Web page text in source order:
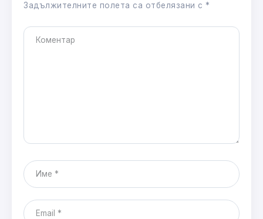
Задължителните полета са отбелязани с *